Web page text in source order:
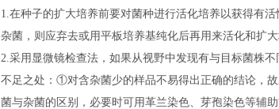
1.在种子的扩大培养前要对菌种进行活化培养以获得有
杂菌，则应弃去或用平板培养基纯化后再用来活化和扩大
2.采用显微镜检查法，如果从视野中发现有与目标菌株
不足之处：①对含杂菌少的样品不易得出正确的结论，
菌与杂菌的区别，必要时可用革兰染色、芽孢染色等辅